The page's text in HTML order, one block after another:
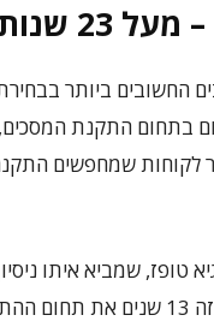
טלוויזיות
בתחום התקנת
לקוחות שמחפשים
טופז, שמביא איתו